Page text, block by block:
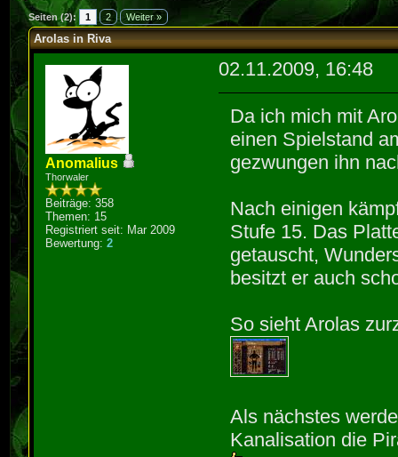
Seiten (2): 1 2 Weiter »
Arolas in Riva
Anomalius
Thorwaler
Beiträge: 358
Themen: 15
Registriert seit: Mar 2009
Bewertung:2
02.11.2009, 16:48
Da ich mich mit
einen Spielstand
gezwungen ihn
Nach einigen
Stufe 15. Das
getauscht,
besitzt er auch
So sieht Arolas
Als nächstes
Kanalisation die